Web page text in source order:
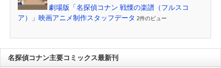
劇場版「名探偵コナン 戦慄の楽譜（フルスコ
ア）」映画アニメ制作スタッフデータ 2件のビュー
名探偵コナン主要コミックス最新刊